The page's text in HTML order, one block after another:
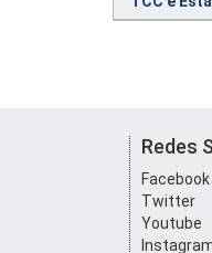
Redes
Facebook
Twitter
Youtube